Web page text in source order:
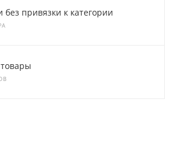
без привязки к категории